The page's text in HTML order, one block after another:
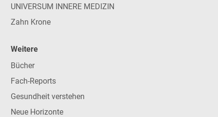
UNIVERSUM INNERE MEDIZIN
Zahn Krone
Weitere
Bücher
Fach-Reports
Gesundheit verstehen
Neue Horizonte